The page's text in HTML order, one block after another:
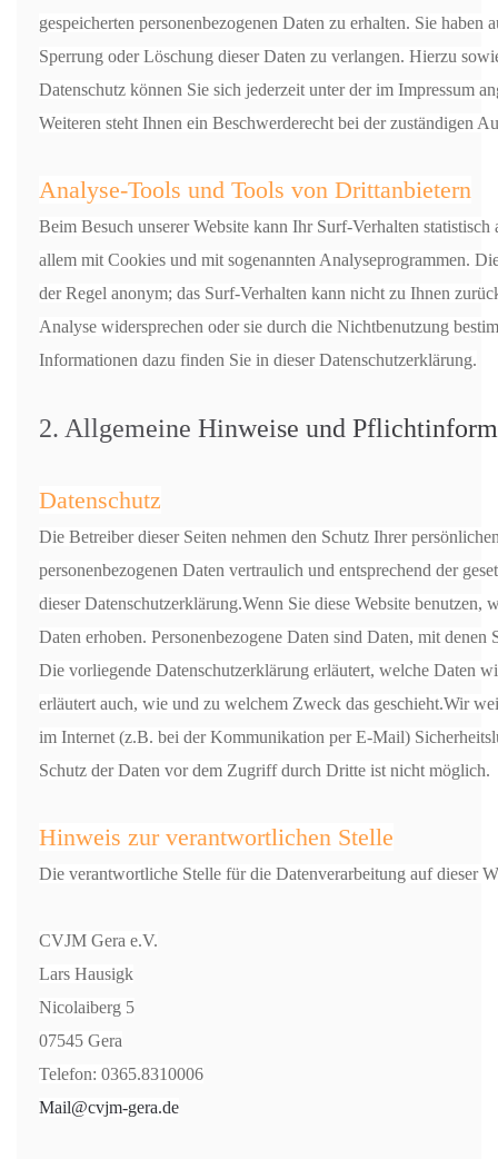
gespeicherten personenbezogenen Daten zu erhalten. Sie
Sperrung oder Löschung dieser Daten zu verlangen. Hierzu
Datenschutz können Sie sich jederzeit unter der im Impressum
Weiteren steht Ihnen ein Beschwerderecht bei der zuständigen
Analyse-Tools und Tools von Drittanbietern
Beim Besuch unserer Website kann Ihr Surf-Verhalten
allem mit Cookies und mit sogenannten Analyseprogrammen.
der Regel anonym; das Surf-Verhalten kann nicht zu Ihnen
Analyse widersprechen oder sie durch die Nichtbenutzung
Informationen dazu finden Sie in dieser Datenschutzerklärung.
2. Allgemeine Hinweise und
Datenschutz
Die Betreiber dieser Seiten nehmen den Schutz Ihrer
personenbezogenen Daten vertraulich und entsprechend der
dieser Datenschutzerklärung.Wenn Sie diese Website benutzen,
Daten erhoben. Personenbezogene Daten sind Daten, mit
Die vorliegende Datenschutzerklärung erläutert, welche Daten
erläutert auch, wie und zu welchem Zweck das geschieht.Wir
im Internet (z.B. bei der Kommunikation per E-Mail)
Schutz der Daten vor dem Zugriff durch Dritte ist nicht möglich.
Hinweis zur verantwortlichen Stelle
Die verantwortliche Stelle für die Datenverarbeitung auf dieser
CVJM Gera e.V.
Lars Hausigk
Nicolaiberg 5
07545 Gera
Telefon: 0365.8310006
Mail@cvjm-gera.de